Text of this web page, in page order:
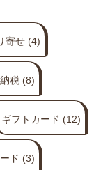
寄せ (4)
税 (8)
ギフトカード (12)
ド (3)